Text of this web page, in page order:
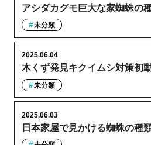
アシダカグモ巨大な家蜘蛛の
未分類
木くず発見キクイムシ対策初
2025.06.04
未分類
日本家屋で見かける蜘蛛の種
2025.06.03